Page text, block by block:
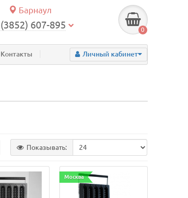
Барнаул
607-895 0
Контакты Личный кабинет
Показывать:
Москва